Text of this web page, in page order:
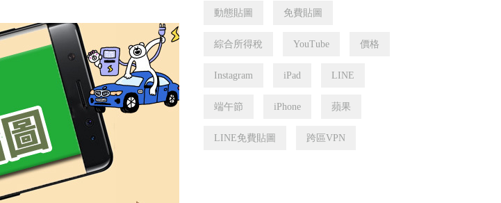
動態貼圖 免費貼圖
綜合所得稅 YouTube 價格
Instagram iPad LINE
端午節 iPhone 蘋果
LINE免費貼圖 跨區VPN